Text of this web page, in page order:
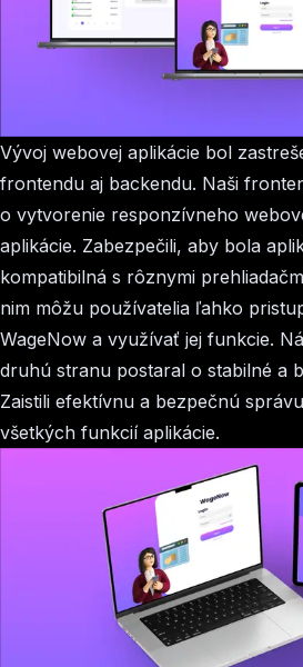
Vývoj webovej aplikácie bol
frontendu aj backendu. Naši
o vytvorenie responzívneho
aplikácie. Zabezpečili, aby bola
kompatibilná s rôznymi
nim môžu používatelia ľahko
WageNow a využívať jej funkcie.
druhú stranu postaral o stabilné a
Zaistili efektívnu a bezpečnú
všetkých funkcií aplikácie.